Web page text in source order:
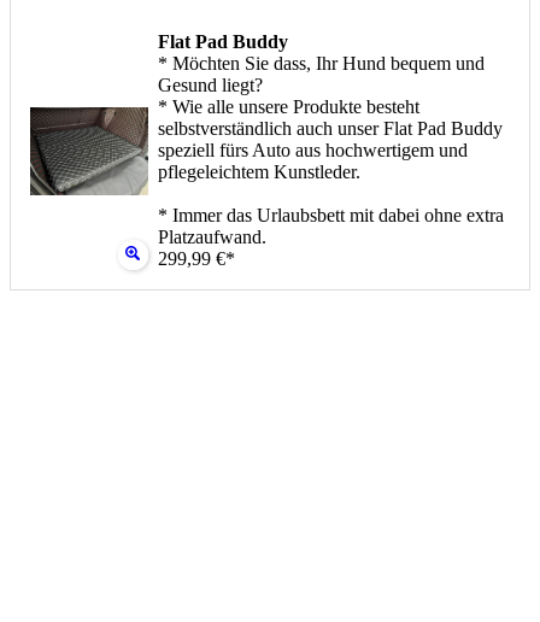
Flat Pad Buddy
* Möchten Sie dass, Ihr Hund bequem und
Gesund liegt?
* Wie alle unsere Produkte besteht
selbstverständlich auch unser Flat Pad Buddy
speziell fürs Auto aus hochwertigem und
pflegeleichtem Kunstleder.
* Immer das Urlaubsbett mit dabei ohne extra
Platzaufwand.
299,99 €*